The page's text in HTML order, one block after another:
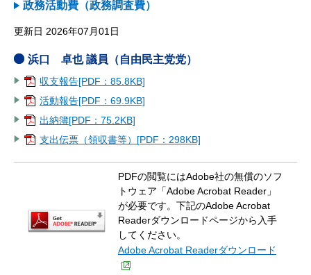
政務活動費（政務調査費）
更新日 2026年07月01日
浜口 卓也 議員（自由民主党党）
収支報告[PDF：85.8KB]
活動報告[PDF：69.9KB]
出納簿[PDF：75.2KB]
支出伝票（領収書等）[PDF：298KB]
PDFの閲覧にはAdobe社の無償のソフ
トウェア「Adobe Acrobat Reader」
が必要です。下記のAdobe Acrobat
Readerダウンロードページから入手
してください。
Adobe Acrobat Readerダウンロード